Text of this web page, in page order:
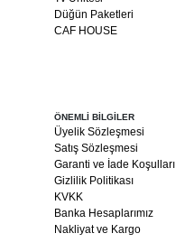
Düğün Paketleri
CAF HOUSE
ÖNEMLİ BİLGİLER
Üyelik Sözleşmesi
Satış Sözleşmesi
Garanti ve İade Koşulları
Gizlilik Politikası
KVKK
Banka Hesaplarımız
Nakliyat ve Kargo